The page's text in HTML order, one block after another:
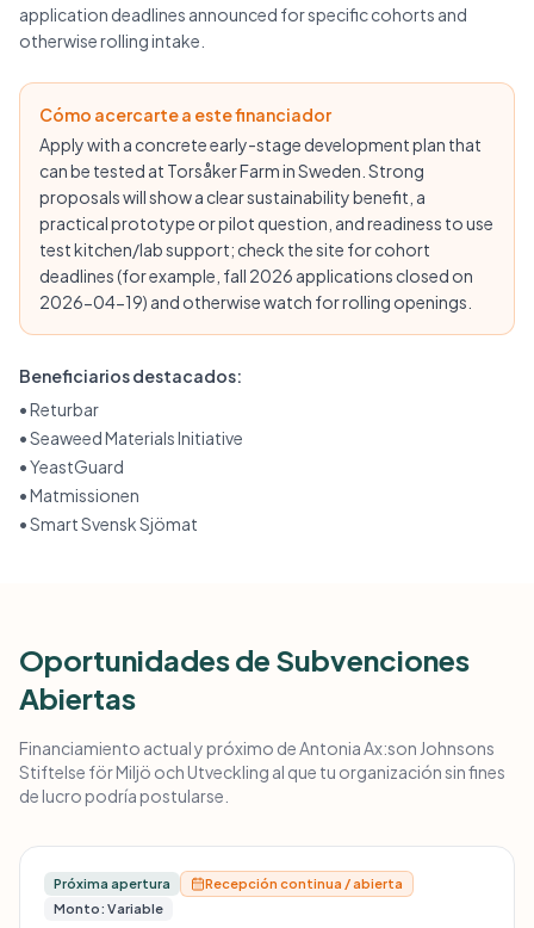
application deadlines announced for specific cohorts and
otherwise rolling intake.
Cómo acercarte a este financiador
Apply with a concrete early-stage development plan that
can be tested at Torsåker Farm in Sweden. Strong
proposals will show a clear sustainability benefit, a
practical prototype or pilot question, and readiness to use
test kitchen/lab support; check the site for cohort
deadlines (for example, fall 2026 applications closed on
2026-04-19) and otherwise watch for rolling openings.
Beneficiarios destacados:
•Returbar
•Seaweed Materials Initiative
•YeastGuard
•Matmissionen
•Smart Svensk Sjömat
Oportunidades de Subvenciones
Abiertas
Financiamiento actual y próximo de Antonia Ax:son Johnsons
Stiftelse för Miljö och Utveckling al que tu organización sin fines
de lucro podría postularse.
Próxima apertura
Recepción continua / abierta
Monto: Variable